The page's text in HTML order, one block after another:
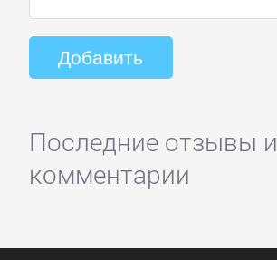
Последние отзывы и
комментарии